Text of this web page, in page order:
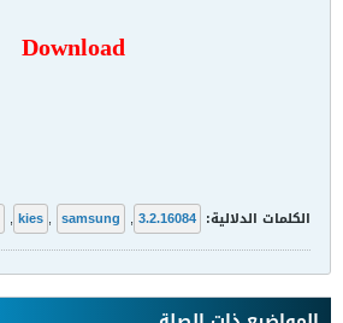
Download
الكلمات الدلالية: 3.2.16084
,
kies , samsung
,